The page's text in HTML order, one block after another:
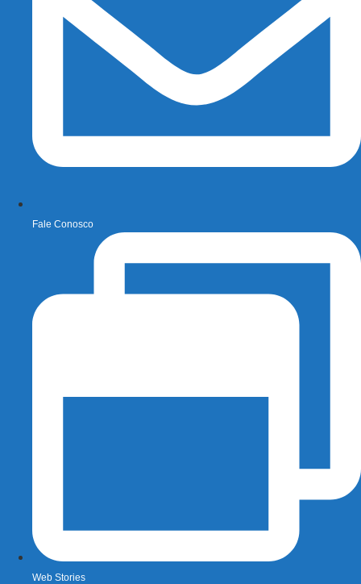
Fale Conosco
Web Stories